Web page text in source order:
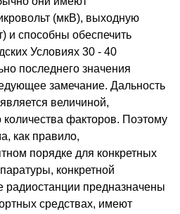
(мкВ), выходную
и способны обеспечить
Условиях 30 - 40
последнего значения
замечание. Дальность
величиной,
факторов. Поэтому
как правило,
порядке для конкретных
конкретной
предназначены
средствах, имеют